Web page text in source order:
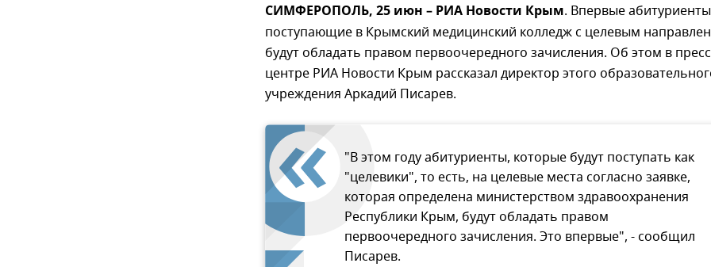
СИМФЕРОПОЛЬ, 25 июн – РИА Новости Крым. Впервые
поступающие в Крымский медицинский колледж с целевым
будут обладать правом первоочередного зачисления. Об этом в
центре РИА Новости Крым рассказал директор этого
учреждения Аркадий Писарев.
"В этом году абитуриенты, которые будут поступать как
"целевики", то есть, на целевые места согласно заявке,
которая определена министерством здравоохранения
Республики Крым, будут обладать правом
первоочередного зачисления. Это впервые", - сообщил
Писарев.